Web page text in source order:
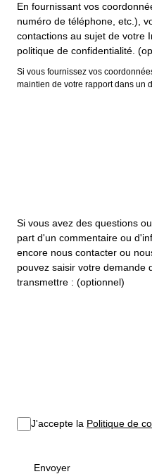
En fournissant vos
numéro de téléphone, etc.),
contactions au sujet de votre
politique de confidentialité.
Si vous fournissez vos
maintien de votre rapport dans un
Si vous avez des questions
part d'un commentaire ou
encore nous contacter ou
pouvez saisir votre demande
transmettre : (optionnel)
J'accepte la Politique de
Envoyer